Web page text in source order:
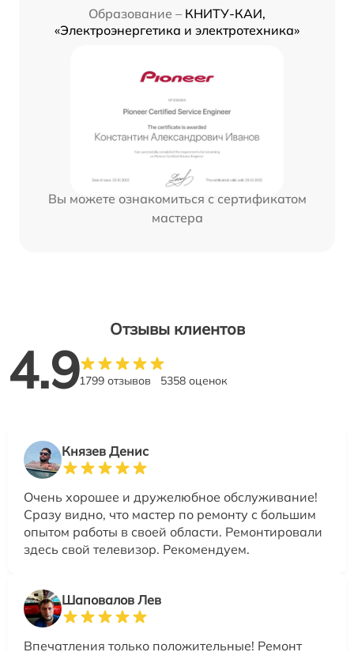
Образование – КНИТУ-КАИ,
«Электроэнергетика и электротехника»
Вы можете ознакомиться с сертификатом
мастера
Отзывы клиентов
4.91799 отзывов 5358 оценок
Князев Денис
Очень хорошее и дружелюбное обслуживание!
Сразу видно, что мастер по ремонту с большим
опытом работы в своей области. Ремонтировали
здесь свой телевизор. Рекомендуем.
Шаповалов Лев
Впечатления только положительные! Ремонт